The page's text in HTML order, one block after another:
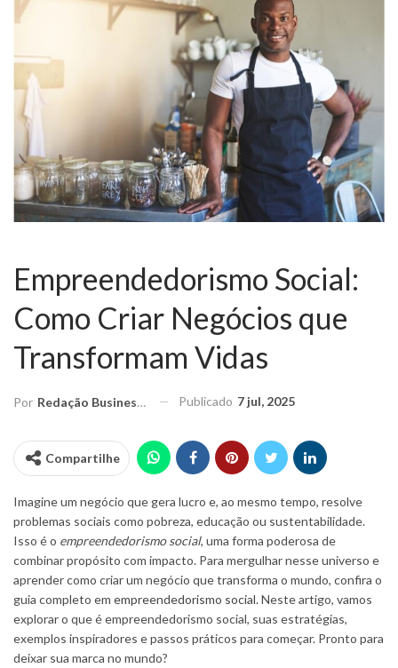
Empreendedorismo Social:
Como Criar Negócios que
Transformam Vidas
Por Redação Business Ideas Publicado 7 jul, 2025
Compartilhe
Imagine um negócio que gera lucro e, ao mesmo tempo, resolve
problemas sociais como pobreza, educação ou sustentabilidade.
Isso é o empreendedorismo social, uma forma poderosa de
combinar propósito com impacto. Para mergulhar nesse universo e
aprender como criar um negócio que transforma o mundo, confira o
guia completo em empreendedorismo social. Neste artigo, vamos
explorar o que é empreendedorismo social, suas estratégias,
exemplos inspiradores e passos práticos para começar. Pronto para
deixar sua marca no mundo?